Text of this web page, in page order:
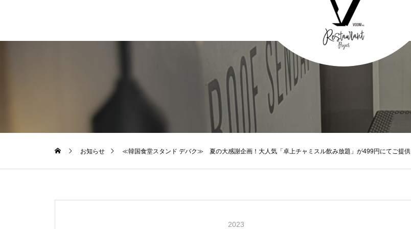
お知らせ ≪韓国食堂スタンド デバク≫ 夏の大感謝企画！大人気「卓上チャミスル飲み放題」が499円にてご提供
2023